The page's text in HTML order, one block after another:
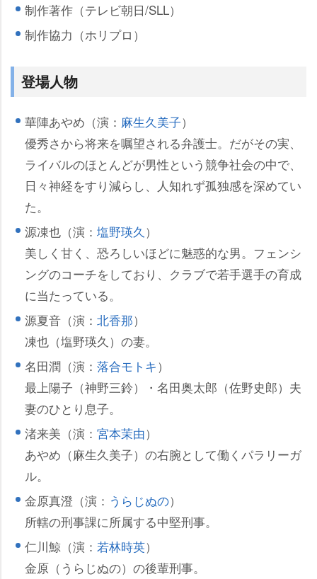
制作著作（テレビ朝日/SLL）
制作協力（ホリプロ）
登場人物
華陣あやめ（演： 麻生久美子）
優秀さから将来を嘱望される弁護士。だがその実、
ライバルのほとんどが男性という競争社会の中で、
日々神経をすり減らし、人知れず孤独感を深めてい
た。
源凍也（演： 塩野瑛久）
美しく甘く、恐ろしいほどに魅惑的な男。フェンシ
ングのコーチをしており、クラブで若手選手の育成
に当たっている。
源夏音（演： 北香那）
凍也（塩野瑛久）の妻。
名田潤（演： 落合モトキ）
最上陽子（神野三鈴）・名田奥太郎（佐野史郎）夫
妻のひとり息子。
渚来美（演： 宮本茉由）
あやめ（麻生久美子）の右腕として働くパラリーガ
ル。
金原真澄（演： うらじぬの）
所轄の刑事課に所属する中堅刑事。
仁川鯨（演： 若林時英）
金原（うらじぬの）の後輩刑事。